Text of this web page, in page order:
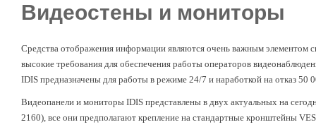
Видеостены и мониторы
Средства отображения информации являются очень важным элементом
высокие требования для обеспечения работы операторов
IDIS предназначены для работы в режиме 24/7 и наработкой на отказ 50
Видеопанели и мониторы IDIS представлены в двух актуальных на
2160), все они предполагают крепление на стандартные кронштейны